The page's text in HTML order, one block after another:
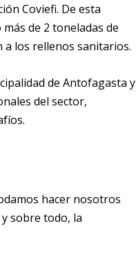
Coviefi. De esta
de 2 toneladas de
a los rellenos sanitarios.
de Antofagasta y
del sector,
hacer nosotros
sobre todo, la